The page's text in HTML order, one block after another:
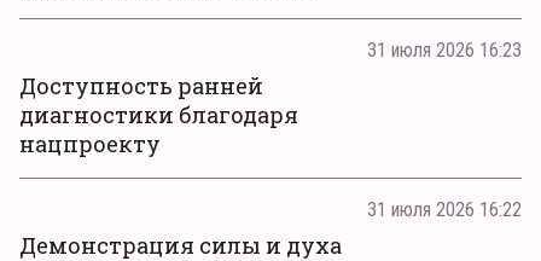
31 июля 2026 16:23
Доступность ранней
диагностики благодаря
нацпроекту
31 июля 2026 16:22
Демонстрация силы и духа